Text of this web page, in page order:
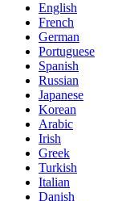
English
French
German
Portuguese
Spanish
Russian
Japanese
Korean
Arabic
Irish
Greek
Turkish
Italian
Danish